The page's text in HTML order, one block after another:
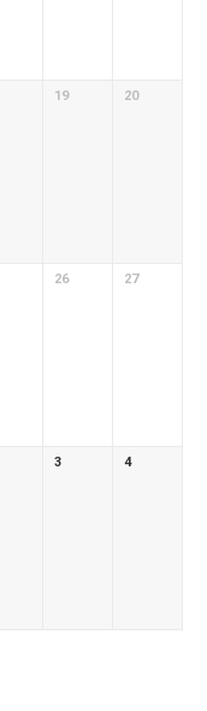
19 20
26 27
3 4